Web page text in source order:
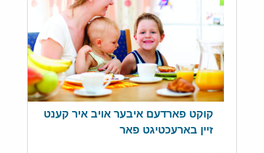
קוקט פארדעם איבער אויב איר קענט
זיין בארעכטיגט פאר